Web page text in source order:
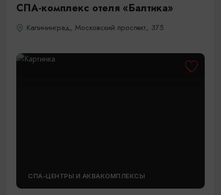
СПА-комплекс отеля «Балтика»
Калининград, Московский проспект, 375
СПА-ЦЕНТРЫ И АКВАКОМПЛЕКСЫ